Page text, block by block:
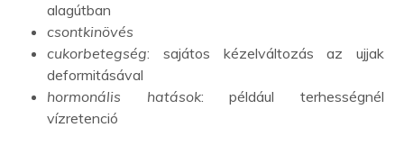
alagútban
csontkinövés
cukorbetegség: sajátos kézelváltozás az ujjak
deformitásával
hormonális hatások: például terhességnél
vízretenció